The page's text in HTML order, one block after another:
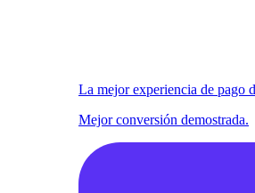
La mejor experiencia de pago
Mejor conversión demostrada.